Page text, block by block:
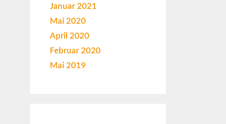
Januar 2021
Mai 2020
April 2020
Februar 2020
Mai 2019